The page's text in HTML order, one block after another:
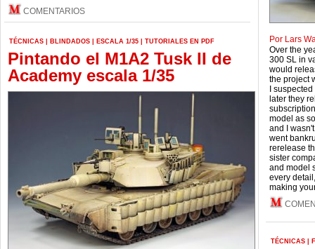
COMENTARIOS
TÉCNICAS BLINDADOS ESCALA 1/35 TUTORIALES EN PDF
Pintando el M1A2 Tusk II de
Academy escala 1/35
Por Lars
Over the
300 SL in
would
the project
I
later they
model as
and I
went
rerelease
sister
and model
every
making
TÉCNICAS